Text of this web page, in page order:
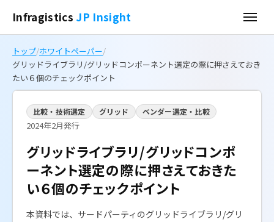
Infragistics JP Insight
トップ/ホワイトペーパー/
グリッドライブラリ/グリッドコンポーネント選定の際に押さえておき
たい６個のチェックポイント
比較・技術選定 グリッド ベンダー選定・比較
2024年2月発行
グリッドライブラリ/グリッドコンポ
ーネント選定の際に押さえておきた
い６個のチェックポイント
本資料では、サードパーティのグリッドライブラリ/グリ